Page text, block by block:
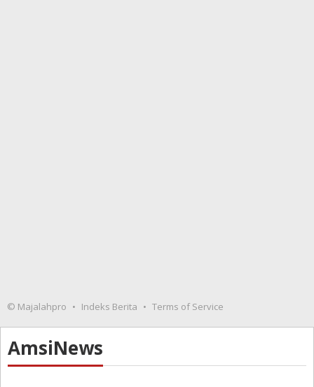
© Majalahpro Indeks Berita Terms of Service
AmsiNews